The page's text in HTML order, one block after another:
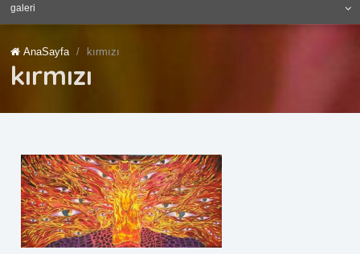
galeri
AnaSayfa kırmızı
kırmızı